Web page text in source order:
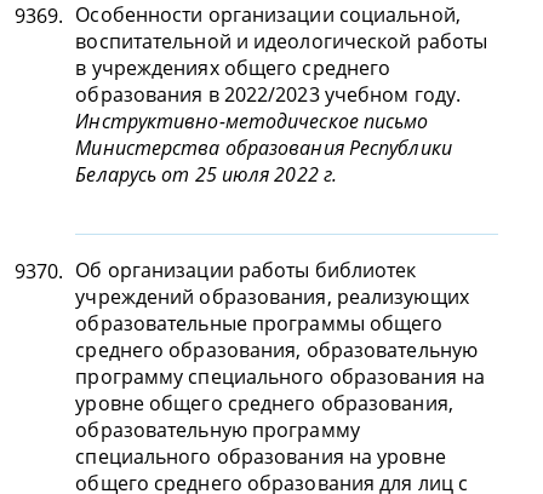
9369. Особенности организации социальной,
воспитательной и идеологической работы
в учреждениях общего среднего
образования в 2022/2023 учебном году.
Инструктивно-методическое письмо
Министерства образования Республики
Беларусь от 25 июля 2022 г.
9370. Об организации работы библиотек
учреждений образования, реализующих
образовательные программы общего
среднего образования, образовательную
программу специального образования на
уровне общего среднего образования,
образовательную программу
специального образования на уровне
общего среднего образования для лиц с